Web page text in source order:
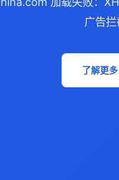
广告拦
了解更多